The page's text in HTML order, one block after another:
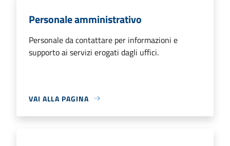
Personale amministrativo
Personale da contattare per informazioni e
supporto ai servizi erogati dagli uffici.
VAI ALLA PAGINA